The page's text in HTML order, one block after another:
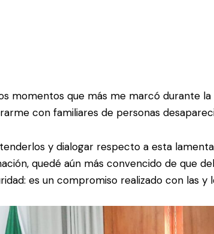
momentos que más me marcó durante la
con familiares de personas
y dialogar respecto a esta
quedé aún más convencido de que
es un compromiso realizado con las y